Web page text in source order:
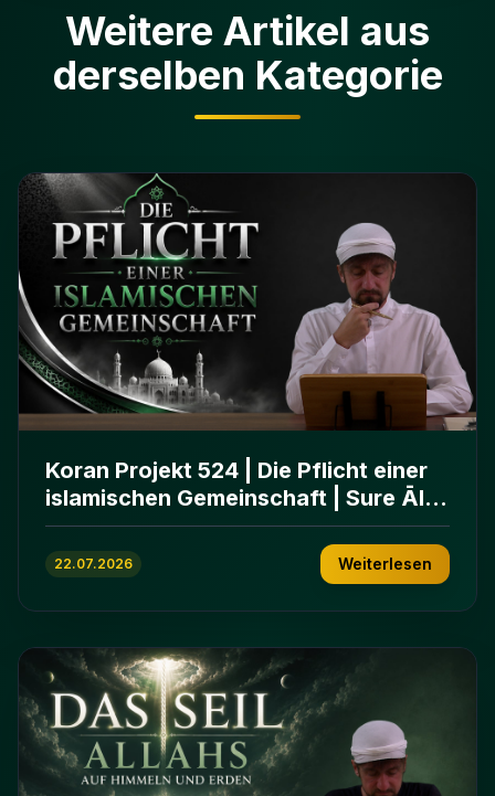
Weitere Artikel aus
derselben Kategorie
Koran Projekt 524 | Die Pflicht einer
islamischen Gemeinschaft | Sure Āl
ʿImrān 103-112
22.07.2026 Weiterlesen